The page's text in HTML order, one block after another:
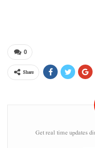
0
Share
Get real time updates